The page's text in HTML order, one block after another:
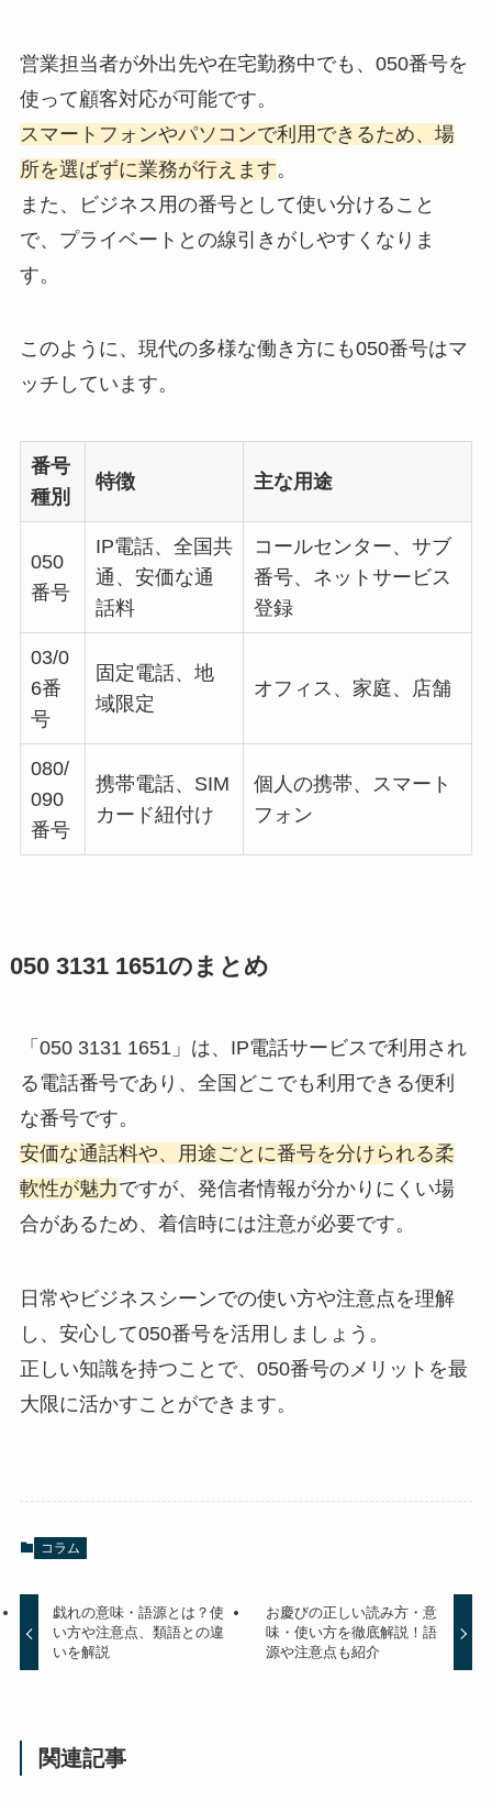
営業担当者が外出先や在宅勤務中でも、050番号を
使って顧客対応が可能です。
スマートフォンやパソコンで利用できるため、場
所を選ばずに業務が行えます。
また、ビジネス用の番号として使い分けること
で、プライベートとの線引きがしやすくなりま
す。
このように、現代の多様な働き方にも050番号はマ
ッチしています。
番号
種別
特徴 主な用途
050
番号
IP電話、全国共
通、安価な通
話料
コールセンター、サブ
番号、ネットサービス
登録
03/0
6番
号
固定電話、地
域限定
オフィス、家庭、店舗
080/
090
番号
携帯電話、SIM
カード紐付け
個人の携帯、スマート
フォン
050 3131 1651のまとめ
「050 3131 1651」は、IP電話サービスで利用され
る電話番号であり、全国どこでも利用できる便利
な番号です。
安価な通話料や、用途ごとに番号を分けられる柔
軟性が魅力ですが、発信者情報が分かりにくい場
合があるため、着信時には注意が必要です。
日常やビジネスシーンでの使い方や注意点を理解
し、安心して050番号を活用しましょう。
正しい知識を持つことで、050番号のメリットを最
大限に活かすことができます。
コラム
戯れの意味・語源とは？使
い方や注意点、類語との違
いを解説
お慶びの正しい読み方・意
味・使い方を徹底解説！語
源や注意点も紹介
関連記事